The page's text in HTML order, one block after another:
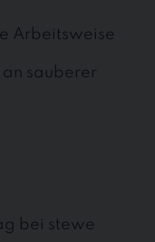
Arbeitsweise
sauberer
bei stewe